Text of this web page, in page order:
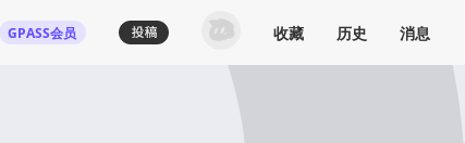
GPASS会员 收藏 历史 消息